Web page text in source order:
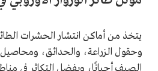
يتخذ من أماكن انتشار الحشرات
وحقول الزراعة، والحدائق، ومحاصيل
الصيف أحيانًا، ويفضل التكاثر في